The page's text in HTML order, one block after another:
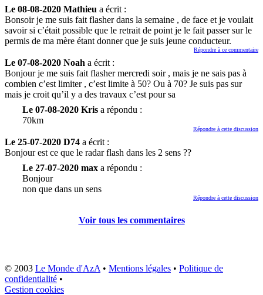
Le 08-08-2020 Mathieu a écrit :
Bonsoir je me suis fait flasher dans la semaine , de face et je voulait
savoir si c’était possible que le retrait de point je le fait passer sur le
permis de ma mère étant donner que je suis jeune conducteur.
Répondre à ce commentaire
Le 07-08-2020 Noah a écrit :
Bonjour je me suis fait flasher mercredi soir , mais je ne sais pas à
combien c’est limiter , c’est limite à 50? Ou à 70? Je suis pas sur
mais je croit qu’il y a des travaux c’est pour sa
Le 07-08-2020 Kris a répondu :
70km
Répondre à cette discussion
Le 25-07-2020 D74 a écrit :
Bonjour est ce que le radar flash dans les 2 sens ??
Le 27-07-2020 max a répondu :
Bonjour
non que dans un sens
Répondre à cette discussion
Voir tous les commentaires
© 2003 Le Monde d'AzA • Mentions légales • Politique de
confidentialité •
Gestion cookies